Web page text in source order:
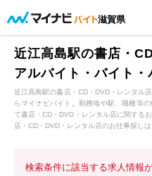
滋賀県
近江高島駅の書店・
アルバイト・バイト・
近江高島駅の書店・CD・DVD・レンタル
らマイナビバイト。勤務地や駅、職種等
て書店・CD・DVD・レンタル店に関する
店・CD・DVD・レンタル店のお仕事探し
検索条件に該当する求人情報